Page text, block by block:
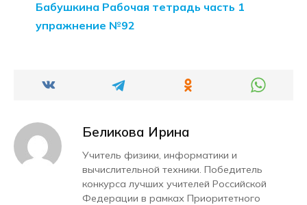
Бабушкина Рабочая тетрадь часть 1
упражнение №92
Беликова Ирина
Учитель физики, информатики и
вычислительной техники. Победитель
конкурса лучших учителей Российской
Федерации в рамках Приоритетного